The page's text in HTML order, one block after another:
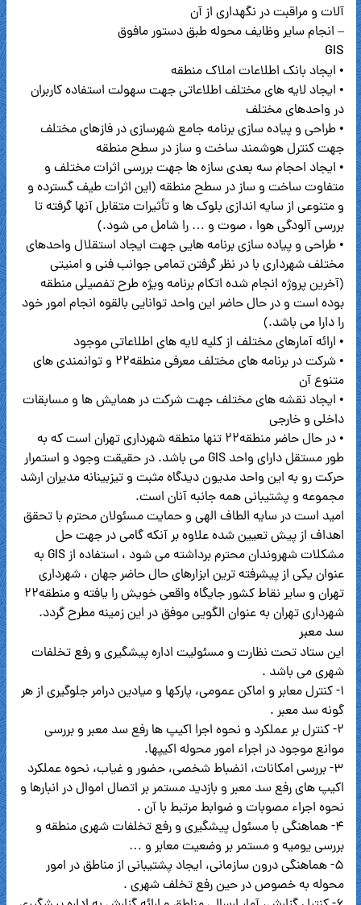
آلات و مراقبت در نگهداری از آن
– انجام سایر وظایف محوله طبق دستور مافوق
GIS
• ایجاد بانک اطلاعات املاک منطقه
• ایجاد لایه های مختلف اطلاعاتی جهت سهولت استفاده کاربران
در واحدهای مختلف
• طراحی و پیاده سازی برنامه جامع شهرسازی در فازهای مختلف
جهت کنترل هوشمند ساخت و ساز در سطح منطقه
• ایجاد احجام سه بعدی سازه ها جهت بررسی اثرات مختلف و
متفاوت ساخت و ساز در سطح منطقه (این اثرات طیف گسترده و
و متنوعی از سایه اندازی بلوک ها و تأثیرات متقابل آنها گرفته تا
بررسی آلودگی هوا ، صوت و … را شامل می شود.)
• طراحی و پیاده سازی برنامه هایی جهت ایجاد استقلال واحدهای
مختلف شهرداری با در نظر گرفتن تمامی جوانب فنی و امنیتی
(آخرین پروژه انجام شده اتکام برنامه ویژه طرح تفصیلی منطقه
بوده است و در حال حاضر این واحد توانایی بالقوه انجام امور خود
را دارا می باشد.)
• ارائه آمارهای مختلف از کلیه لایه های اطلاعاتی موجود
• شرکت در برنامه های مختلف معرفی منطقه۲۲ و توانمندی های
متنوع آن
• ایجاد نقشه های مختلف جهت شرکت در همایش ها و مسابقات
داخلی و خارجی
• در حال حاضر منطقه۲۲ تنها منطقه شهرداری تهران است که به
طور مستقل دارای واحد GIS می باشد. در حقیقت وجود و استمرار
حرکت رو به این واحد مدیون دیدگاه مثبت و تیزبینانه مدیران ارشد
مجموعه و پشتیبانی همه جانبه آنان است.
امید است در سایه الطاف الهی و حمایت مسئولان محترم با تحقق
اهداف از پیش تعیین شده علاوه بر آنکه گامی در جهت حل
مشکلات شهروندان محترم برداشته می شود ، استفاده از GIS به
عنوان یکی از پیشرفته ترین ابزارهای حال حاضر جهان ، شهرداری
تهران و سایر نقاط کشور جایگاه واقعی خویش را یافته و منطقه۲۲
شهرداری تهران به عنوان الگویی موفق در این زمینه مطرح گردد.
سد معبر
این ستاد تحت نظارت و مسئولیت اداره پیشگیری و رفع تخلفات
شهری می باشد .
۱- کنترل معابر و اماکن عمومی، پارکها و میادین درامر جلوگیری از هر
گونه سد معبر .
۲- کنترل بر عملکرد و نحوه اجرا اکیپ ها رفع سد معبر و بررسی
موانع موجود در اجراء امور محوله اکیپها.
۳- بررسی امکانات، انضباط شخصی، حضور و غیاب، نحوه عملکرد
اکیپ های رفع سد معبر و بازدید مستمر بر اتصال اموال در انبارها و
نحوه اجراء مصوبات و ضوابط مرتبط با آن .
۴- هماهنگی با مسئول پیشگیری و رفع تخلفات شهری منطقه و
بررسی یومیه و مستمر بر وضعیت معابر و …
۵- هماهنگی درون سازمانی، ایجاد پشتیبانی از مناطق در امور
محوله به خصوص در حین رفع تخلف شهری .